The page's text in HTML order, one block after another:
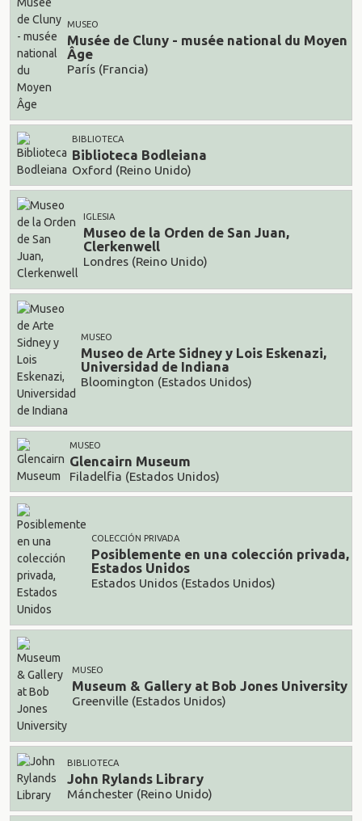
MUSEO
Musée de Cluny - musée national du Moyen
Âge
París (Francia)
BIBLIOTECA
Biblioteca Bodleiana
Oxford (Reino Unido)
IGLESIA
Museo de la Orden de San Juan,
Clerkenwell
Londres (Reino Unido)
MUSEO
Museo de Arte Sidney y Lois Eskenazi,
Universidad de Indiana
Bloomington (Estados Unidos)
MUSEO
Glencairn Museum
Filadelfia (Estados Unidos)
COLECCIÓN PRIVADA
Posiblemente en una colección privada,
Estados Unidos
Estados Unidos (Estados Unidos)
MUSEO
Museum & Gallery at Bob Jones University
Greenville (Estados Unidos)
BIBLIOTECA
John Rylands Library
Mánchester (Reino Unido)